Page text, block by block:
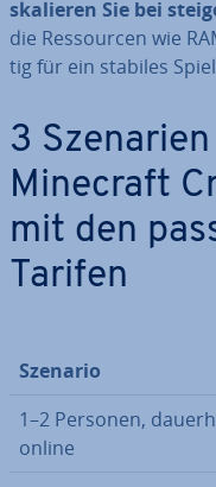
skalieren Sie bei
die Res­sour­cen wie
tig für ein stabiles
3
Minecraft
mit den
Tarifen
Szenario
1–2 Personen,
online